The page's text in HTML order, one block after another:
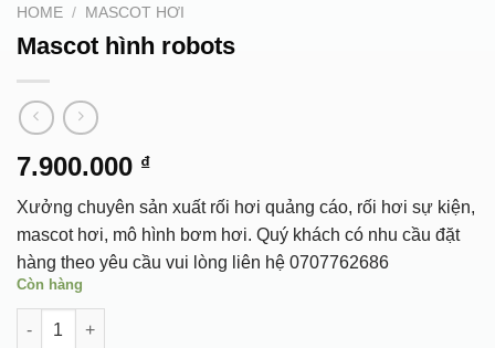
HOME / MASCOT HƠI
Mascot hình robots
7.900.000 ₫
Xưởng chuyên sản xuất rối hơi quảng cáo, rối hơi sự kiện,
mascot hơi, mô hình bơm hơi. Quý khách có nhu cầu đặt
hàng theo yêu cầu vui lòng liên hệ 0707762686
Còn hàng
Mascot hình robots quantity